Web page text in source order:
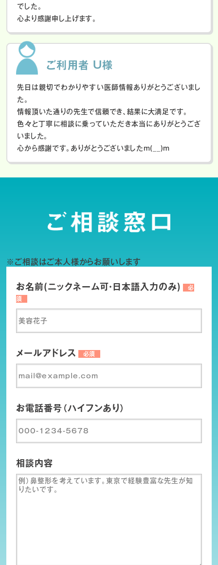
でした。
心より感謝申し上げます。
ご利用者 U様
先日は親切でわかりやすい医師情報ありがとうございまし
た。
情報頂いた通りの先生で信頼でき、結果に大満足です。
色々と丁寧に相談に乗っていただき本当にありがとうござ
いました。
心から感謝です。ありがとうございましたm(__)m
※ご相談はご本人様からお願いします
お名前(ニックネーム可・日本語入力のみ)
必
須
メールアドレス 必須
お電話番号（ハイフンあり）
相談内容